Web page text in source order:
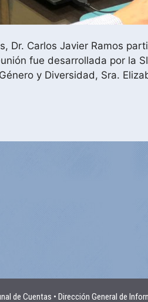
Dr. Carlos Javier Ramos
fue desarrollada por la
y Diversidad, Sra.
de Cuentas • Dirección General de